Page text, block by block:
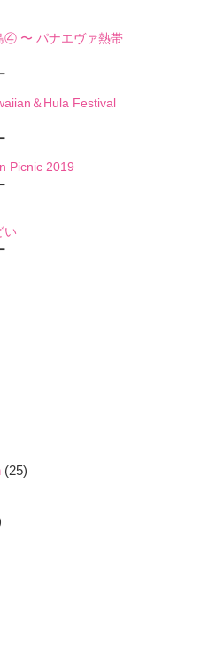
④ 〜 パナエヴァ熱帯
＆Hula Festival
Picnic 2019
い
(25)